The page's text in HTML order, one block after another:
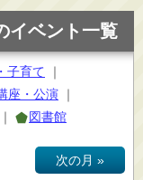
イベント一覧
子育て
｜
座・公演
｜
｜ 図書館
次の月 »